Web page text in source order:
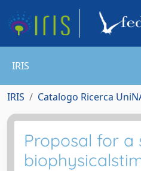
IRIS
IRIS Catalogo Ricerca
Proposal for